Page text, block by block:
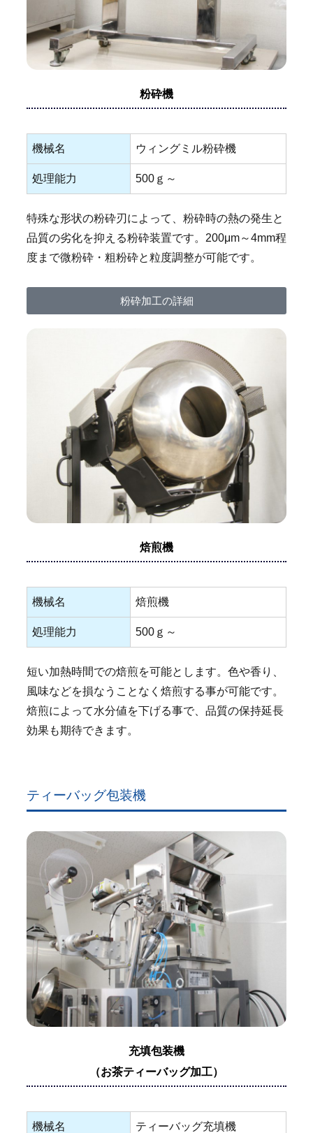
粉砕機
機械名 ウィングミル粉砕機
処理能力 500ｇ～
特殊な形状の粉砕刃によって、粉砕時の熱の発生と
品質の劣化を抑える粉砕装置です。200μm～4mm程
度まで微粉砕・粗粉砕と粒度調整が可能です。
粉砕加工の詳細
焙煎機
機械名 焙煎機
処理能力 500ｇ～
短い加熱時間での焙煎を可能とします。色や香り、
風味などを損なうことなく焙煎する事が可能です。
焙煎によって水分値を下げる事で、品質の保持延長
効果も期待できます。
ティーバッグ包装機
充填包装機
（お茶ティーバッグ加工）
機械名 ティーバッグ充填機